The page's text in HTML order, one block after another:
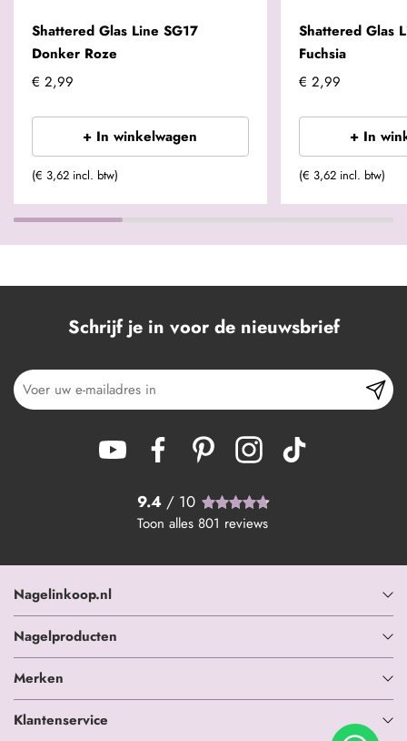
Shattered Glas Line SG17
Donker Roze
€ 2,99
+ In winkelwagen
(€ 3,62 incl. btw)
Shattered Glas
Fuchsia
€ 2,99
+ In
(€ 3,62 incl. btw)
Schrijf je in voor de nieuwsbrief
9.4 / 10
Toon alles 801 reviews
Nagelinkoop.nl
Nagelproducten
Merken
Klantenservice